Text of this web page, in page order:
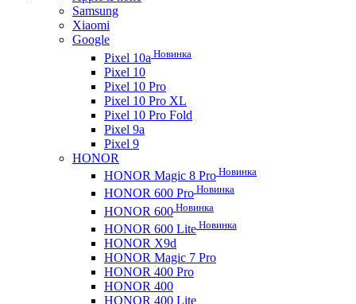
Samsung
Xiaomi
Google
Pixel 10a Новинка
Pixel 10
Pixel 10 Pro
Pixel 10 Pro XL
Pixel 10 Pro Fold
Pixel 9a
Pixel 9
HONOR
HONOR Magic 8 Pro Новинка
HONOR 600 Pro Новинка
HONOR 600 Новинка
HONOR 600 Lite Новинка
HONOR X9d
HONOR Magic 7 Pro
HONOR 400 Pro
HONOR 400
HONOR 400 Lite